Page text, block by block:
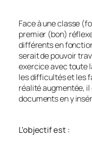
Face à une classe
premier (bon)
différents en
serait de pouvoir
exercice avec toute
les difficultés et les
réalité augmentée, il
documents en y
L’objectif est :